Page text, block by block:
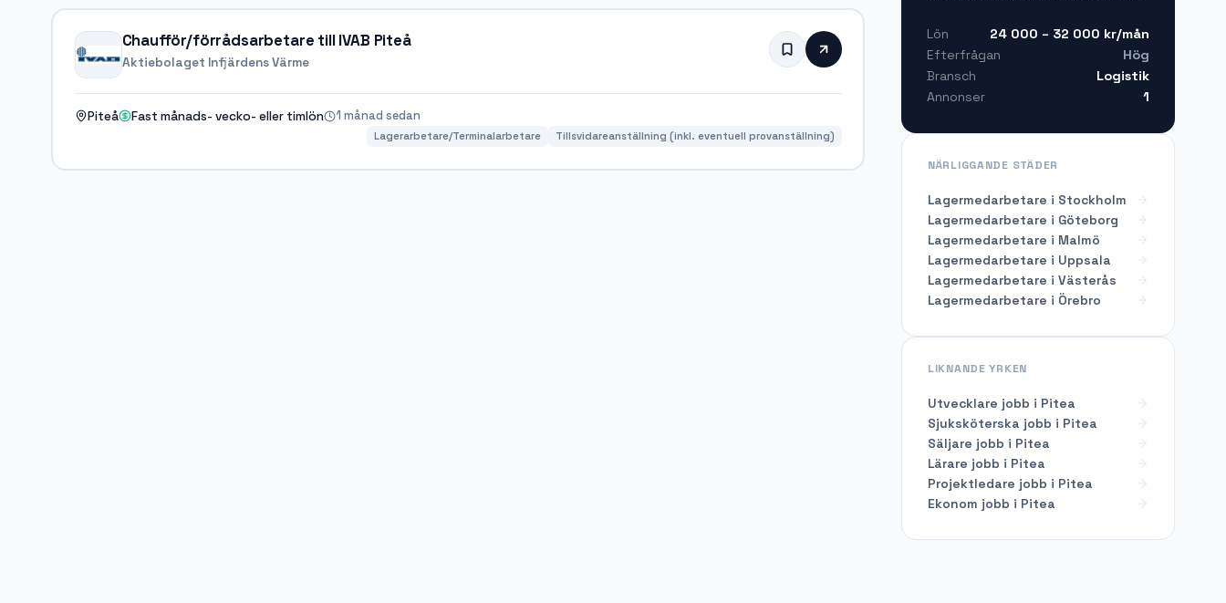
Chaufför/förrådsarbetare till IVAB Piteå
Aktiebolaget Infjärdens Värme
Piteå Fast månads- vecko- eller timlön 1 månad sedan
Lagerarbetare/Terminalarbetare Tillsvidareanställning (inkl. eventuell provanställning)
Lön 24 000 – 32 000 kr/mån
Efterfrågan
Hög
Bransch
Logistik
Annonser
1
NÄRLIGGANDE STÄDER
Lagermedarbetare i Stockholm
Lagermedarbetare i Göteborg
Lagermedarbetare i Malmö
Lagermedarbetare i Uppsala
Lagermedarbetare i Västerås
Lagermedarbetare i Örebro
LIKNANDE YRKEN
Utvecklare jobb i Pitea
Sjuksköterska jobb i Pitea
Säljare jobb i Pitea
Lärare jobb i Pitea
Projektledare jobb i Pitea
Ekonom jobb i Pitea